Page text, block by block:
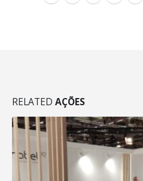
RELATED AÇÕES